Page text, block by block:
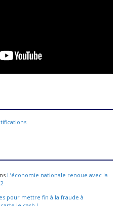
L’économie nationale renoue avec la
pour mettre fin à la fraude à